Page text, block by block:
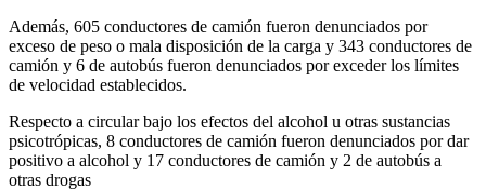
Además, 605 conductores de camión fueron denunciados por
exceso de peso o mala disposición de la carga y 343 conductores de
camión y 6 de autobús fueron denunciados por exceder los límites
de velocidad establecidos.
Respecto a circular bajo los efectos del alcohol u otras sustancias
psicotrópicas, 8 conductores de camión fueron denunciados por dar
positivo a alcohol y 17 conductores de camión y 2 de autobús a
otras drogas